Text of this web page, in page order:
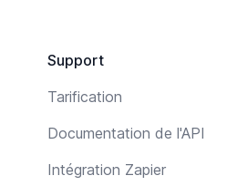
Support
Tarification
Documentation de l'API
Intégration Zapier